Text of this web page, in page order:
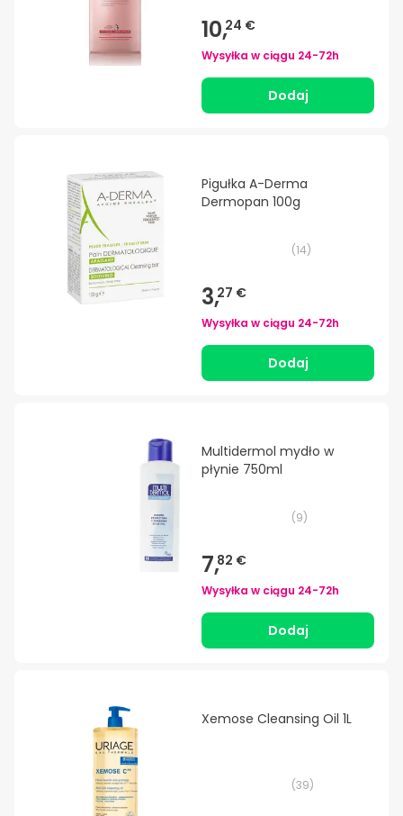
10,24 €
Wysyłka w ciągu 24-72h
Dodaj
Pigułka A-Derma
Dermopan 100g
(14)
3,27 €
Wysyłka w ciągu 24-72h
Dodaj
Multidermol mydło w
płynie 750ml
(9)
7,82 €
Wysyłka w ciągu 24-72h
Dodaj
Xemose Cleansing Oil 1L
(39)